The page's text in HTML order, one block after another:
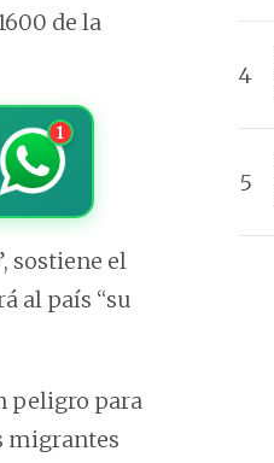
de la
1
sostiene el
al país “su
peligro para
migrantes